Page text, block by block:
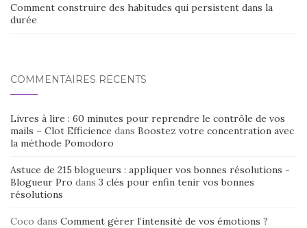
Comment construire des habitudes qui persistent dans la
durée
COMMENTAIRES RÉCENTS
Livres à lire : 60 minutes pour reprendre le contrôle de vos
mails – Clot Efficience dans Boostez votre concentration avec
la méthode Pomodoro
Astuce de 215 blogueurs : appliquer vos bonnes résolutions -
Blogueur Pro dans 3 clés pour enfin tenir vos bonnes
résolutions
Coco dans Comment gérer l’intensité de vos émotions ?